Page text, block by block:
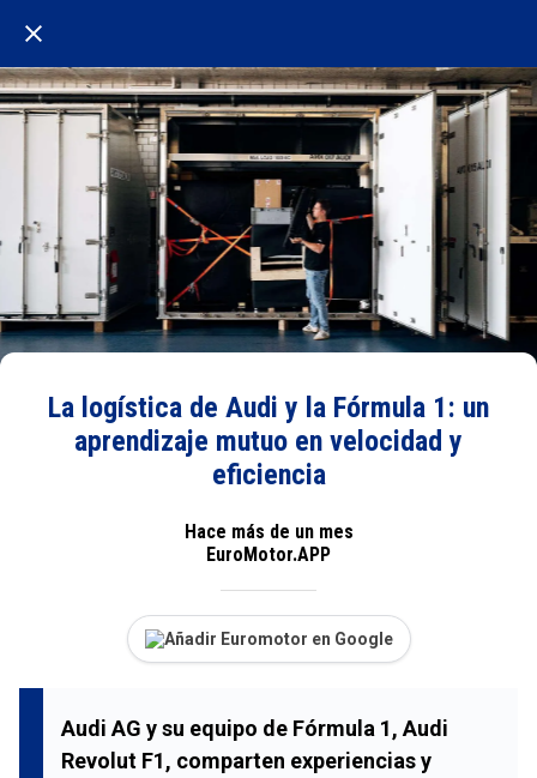
La logística de Audi y la Fórmula 1: un
aprendizaje mutuo en velocidad y
eficiencia
Hace más de un mes
EuroMotor.APP
Añadir Euromotor en Google
Audi AG y su equipo de Fórmula 1, Audi
Revolut F1, comparten experiencias y